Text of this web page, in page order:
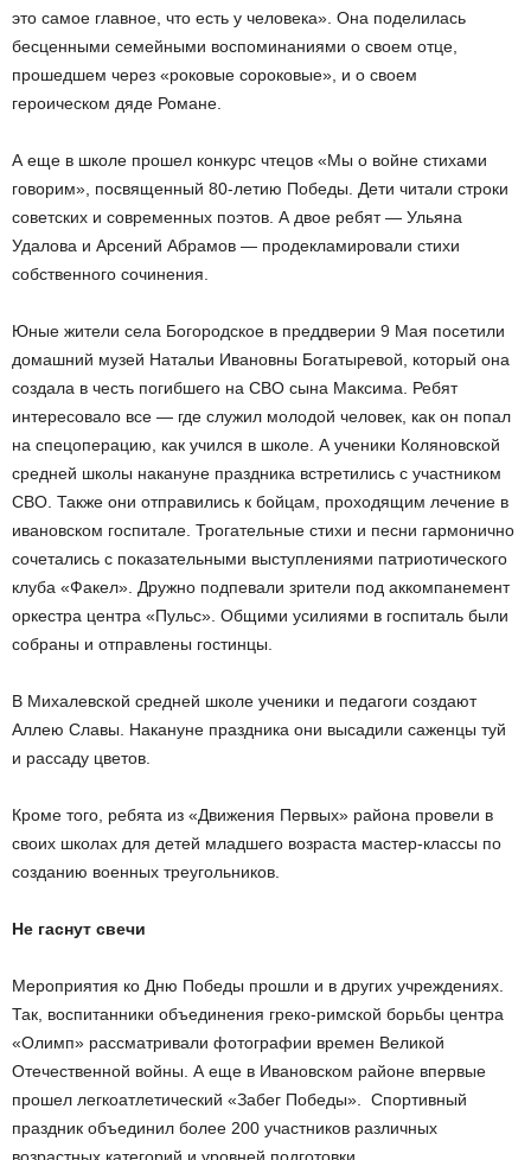
это самое главное, что есть у человека». Она поделилась
бесценными семейными воспоминаниями о своем отце,
прошедшем через «роковые сороковые», и о своем
героическом дяде Романе.
А еще в школе прошел конкурс чтецов «Мы о войне стихами
говорим», посвященный 80-летию Победы. Дети читали строки
советских и современных поэтов. А двое ребят — Ульяна
Удалова и Арсений Абрамов — продекламировали стихи
собственного сочинения.
Юные жители села Богородское в преддверии 9 Мая посетили
домашний музей Натальи Ивановны Богатыревой, который она
создала в честь погибшего на СВО сына Максима. Ребят
интересовало все — где служил молодой человек, как он попал
на спецоперацию, как учился в школе. А ученики Коляновской
средней школы накануне праздника встретились с участником
СВО. Также они отправились к бойцам, проходящим лечение в
ивановском госпитале. Трогательные стихи и песни гармонично
сочетались с показательными выступлениями патриотического
клуба «Факел». Дружно подпевали зрители под аккомпанемент
оркестра центра «Пульс». Общими усилиями в госпиталь были
собраны и отправлены гостинцы.
В Михалевской средней школе ученики и педагоги создают
Аллею Славы. Накануне праздника они высадили саженцы туй
и рассаду цветов.
Кроме того, ребята из «Движения Первых» района провели в
своих школах для детей младшего возраста мастер-классы по
созданию военных треугольников.
Не гаснут свечи
Мероприятия ко Дню Победы прошли и в других учреждениях.
Так, воспитанники объединения греко-римской борьбы центра
«Олимп» рассматривали фотографии времен Великой
Отечественной войны. А еще в Ивановском районе впервые
прошел легкоатлетический «Забег Победы». Спортивный
праздник объединил более 200 участников различных
возрастных категорий и уровней подготовки.